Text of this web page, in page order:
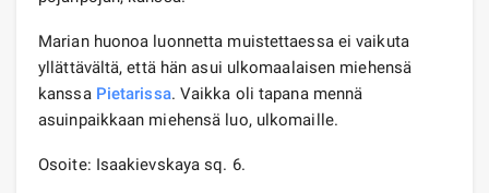
Marian huonoa luonnetta muistettaessa ei vaikuta
yllättävältä, että hän asui ulkomaalaisen miehensä
kanssa Pietarissa. Vaikka oli tapana mennä
asuinpaikkaan miehensä luo, ulkomaille.
Osoite: Isaakievskaya sq. 6.